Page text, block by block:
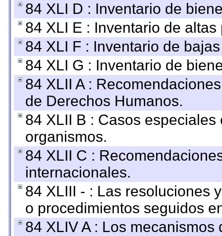
84 XLI D : Inventario de
84 XLI E : Inventario de
84 XLI F : Inventario de
84 XLI G : Inventario de
84 XLII A :
de Derechos Humanos.
84 XLII B : Casos
organismos.
84 XLII C :
internacionales.
84 XLIII - : Las resoluciones
o procedimientos seguidos
84 XLIV A : Los